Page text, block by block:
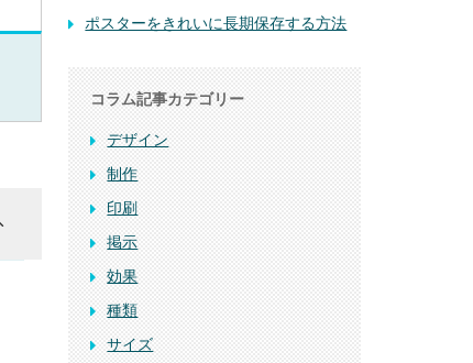
ポスターをきれいに長期保存する方法
コラム記事カテゴリー
デザイン
制作
印刷
掲示
効果
種類
サイズ